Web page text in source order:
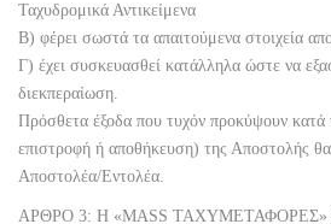
Ταχυδρομικά Αντικείμενα
Β) φέρει σωστά τα απαιτούμενα στοιχεία
Γ) έχει συσκευασθεί κατάλληλα ώστε να
διεκπεραίωση.
Πρόσθετα έξοδα που τυχόν προκύψουν κατά
επιστροφή ή αποθήκευση) της Αποστολής
Αποστολέα/Εντολέα.
ΑΡΘΡΟ 3: Η «MASS ΤΑΧΥΜΕΤΑΦΟΡΕΣ»